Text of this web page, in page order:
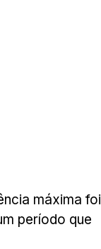
máxima foi
período que